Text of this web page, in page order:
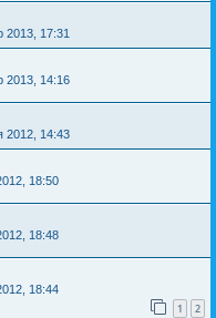
2013, 17:31
2013, 14:16
2012, 14:43
18:50
18:48
18:44
1 2